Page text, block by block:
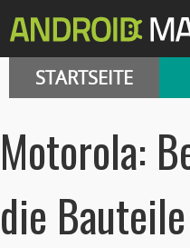
STARTSEITE
Motorola:
die